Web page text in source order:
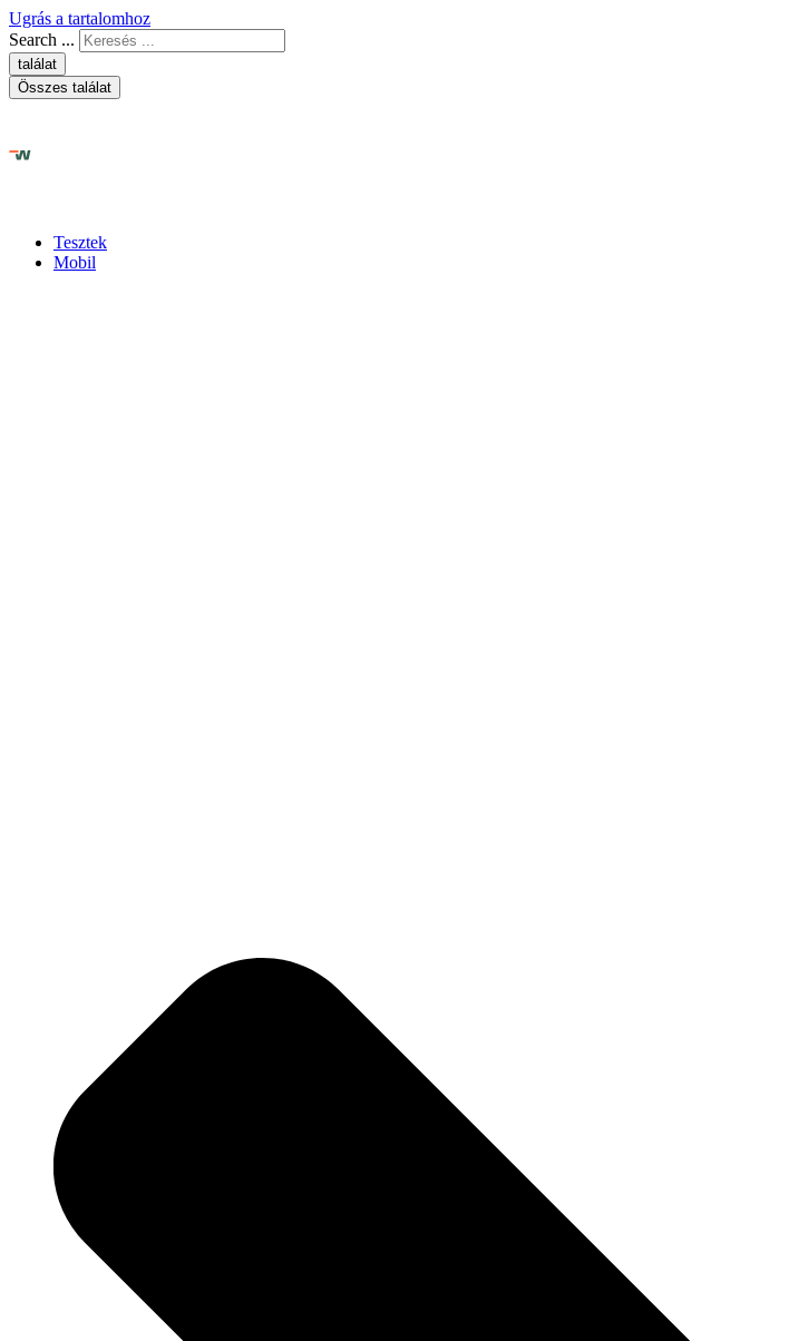
Ugrás a tartalomhoz
Search ...
találat
Összes találat
Tesztek
Mobil